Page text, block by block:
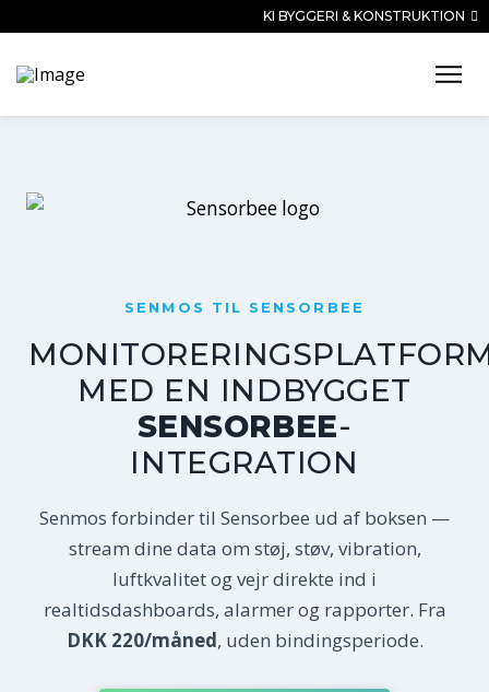
KI BYGGERI & KONSTRUKTION
SENMOS TIL SENSORBEE
MED EN INDBYGGET
SENSORBEE-
INTEGRATION
Senmos forbinder til Sensorbee ud af boksen —
stream dine data om støj, støv, vibration,
luftkvalitet og vejr direkte ind i
realtidsdashboards, alarmer og rapporter. Fra
DKK 220/måned, uden bindingsperiode.